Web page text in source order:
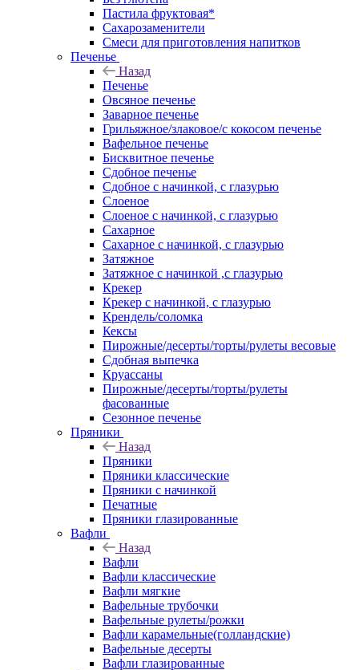
Пастила фруктовая*
Сахарозаменители
Смеси для приготовления напитков
Печенье
Назад
Печенье
Овсяное печенье
Заварное печенье
Грильяжное/злаковое/с кокосом печенье
Вафельное печенье
Бисквитное печенье
Сдобное печенье
Сдобное с начинкой, с глазурью
Слоеное
Слоеное с начинкой, с глазурью
Сахарное
Сахарное с начинкой, с глазурью
Затяжное
Затяжное с начинкой ,с глазурью
Крекер
Крекер с начинкой, с глазурью
Крендель/соломка
Кексы
Пирожные/десерты/торты/рулеты весовые
Сдобная выпечка
Круассаны
Пирожные/десерты/торты/рулеты
фасованные
Сезонное печенье
Пряники
Назад
Пряники
Пряники классические
Пряники с начинкой
Печатные
Пряники глазированные
Вафли
Назад
Вафли
Вафли классические
Вафли мягкие
Вафельные трубочки
Вафельные рулеты/рожки
Вафли карамельные(голландские)
Вафельные десерты
Вафли глазированные